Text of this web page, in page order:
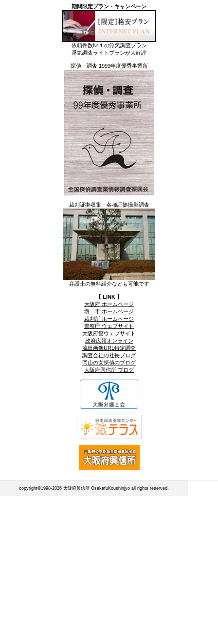
期間限定プラン・キャンペーン
依頼件数№１の浮気調査プラン
浮気調査ライトプランが大好評
探偵・調査 1999年度優秀事業所
裁判証拠収集・各種証拠撮影調査
弁護士の無料紹介なども可能です
【 LINK 】
大阪府 ホームページ
堺 市 ホームページ
裁判所 ホームページ
警察庁 ウェブサイト
大阪府警ウェブサイト
政府広報オンライン
流出画像URL特定調査
調査会社の社長ブログ
岡山の女探偵のブログ
大阪府興信所 ブログ
copyright©1998-2026 大阪府興信所 OsakafuKoushinjyo all rights reserved.